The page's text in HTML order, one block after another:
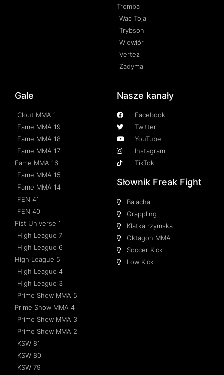
Tromba
Wac Toja
Trybson
Wiewiór
Vertez
Zadyma
Gale
Clout MMA 1
Fame MMA 19
Fame MMA 18
Fame MMA 17
Fame MMA 16
Fame MMA 15
Fame MMA 14
FEN 41
FEN 40
Fist Universe 1
High League 7
High League 6
High League 5
High League 4
High League 3
Prime Show MMA 5
Prime Show MMA 4
Prime Show MMA 3
Prime Show MMA 2
KSW 81
KSW 80
KSW 79
Nasze kanały
Facebook
Twitter
YouTube
Instagram
TikTok
Słownik Freak Fight
Balacha
Grappling
Klatka rzymska
Oktagon MMA
Soccer Kick
Low Kick